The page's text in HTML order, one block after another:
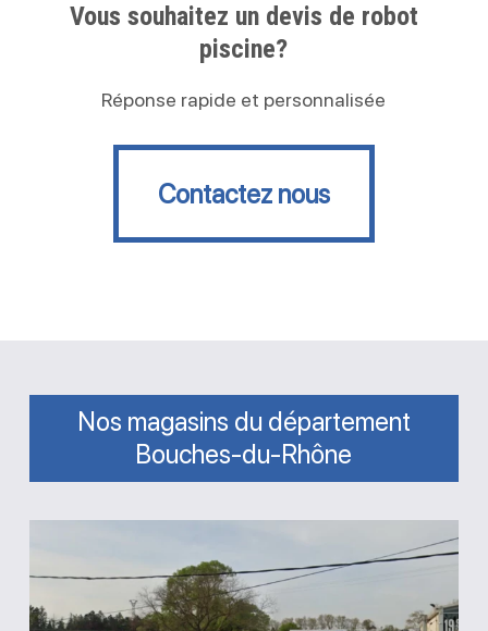
Vous souhaitez un devis de robot
piscine?
Réponse rapide et personnalisée
Contactez nous
Contactez nous
Nos magasins du département
Bouches-du-Rhône
Piscine
Inter